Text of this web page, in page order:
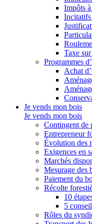
Impôts
Incitatifs
Taxe
Programmes
Achat
Je vends mon bois
Je vends mon bois
Contingent de
Entrepreneur
Évolution des
Exigences en
Marchés
Mesurage des
Paiement du
Récolte
10
5
Rôles du